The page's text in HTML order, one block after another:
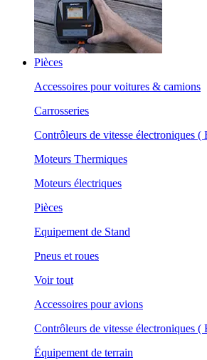
Pièces
Accessoires pour voitures & camions
Carrosseries
Contrôleurs de vitesse électroniques (
Moteurs Thermiques
Moteurs électriques
Pièces
Equipement de Stand
Pneus et roues
Voir tout
Accessoires pour avions
Contrôleurs de vitesse électroniques (
Équipement de terrain